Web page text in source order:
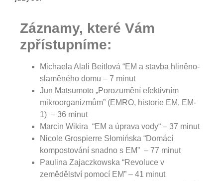
Záznamy, které Vám
zpřístupníme:
Michaela Alali Beitlová “EM a stavba hliněno-
slaměného domu – 7 minut
Jun Matsumoto „Porozumění efektivním
mikroorganizmům” (EMRO, historie EM, EM-
1) – 36 minut
Marcin Wikira “EM a úprava vody“ – 37 minut
Nicole Grospierre Słomińska “Domácí
kompostování snadno s EM” – 77 minut
Paulina Zajaczkowska “Revoluce v
zemědělství pomocí EM” – 41 minut